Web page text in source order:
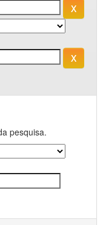
pesquisa.